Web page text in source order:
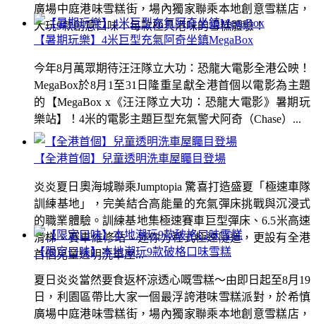
廣場中庭港味雪糕街，場內獨家聯乘本地創意雪糕店，
大玩9款創意口味！每款極具港味的雪糕體驗！
【全港首個】兒童透明洗車屋矚目登場
炎炎夏日奧海城聯乘Jumptopia 驚喜打造盛夏「極速車隊
訓練基地」，完美結合高能量的充氣彈床挑戰與沉浸式
的職業體驗。訓練基地集極速賽車巨型彈床、6.5米高速
滑梯、賽車維修站、迷你方程式極速隧道，更設有全港
首個兒童透明洗車屋...
【暑期玩樂】4米巨型充氣阿奇坐鎮MegaBox
今年8月萬眾期待汪汪隊立大功：恐龍大電影全港公映！
MegaBox於8月1至31日隆重呈獻全港首個以電影為主題
的【MegaBox x《汪汪隊立大功：恐龍大電影》暑期玩
樂站】！4米的電影主題巨型充氣警犬阿奇（Chase）...
【限定口味】本地潮玩9款破格口味雪糕
夏日炎炎當然要食返杯涼透心嘅雪糕～由即日起至8月19
日，利園區帶比大家一個最浮誇港味雪糕派對，於希慎
廣場中庭港味雪糕街，場內獨家聯乘本地創意雪糕店，